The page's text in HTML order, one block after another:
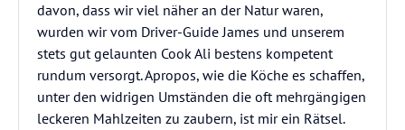
davon, dass wir viel näher an der Natur waren,
wurden wir vom Driver-Guide James und unserem
stets gut gelaunten Cook Ali bestens kompetent
rundum versorgt. Apropos, wie die Köche es schaffen,
unter den widrigen Umständen die oft mehrgängigen
leckeren Mahlzeiten zu zaubern, ist mir ein Rätsel.